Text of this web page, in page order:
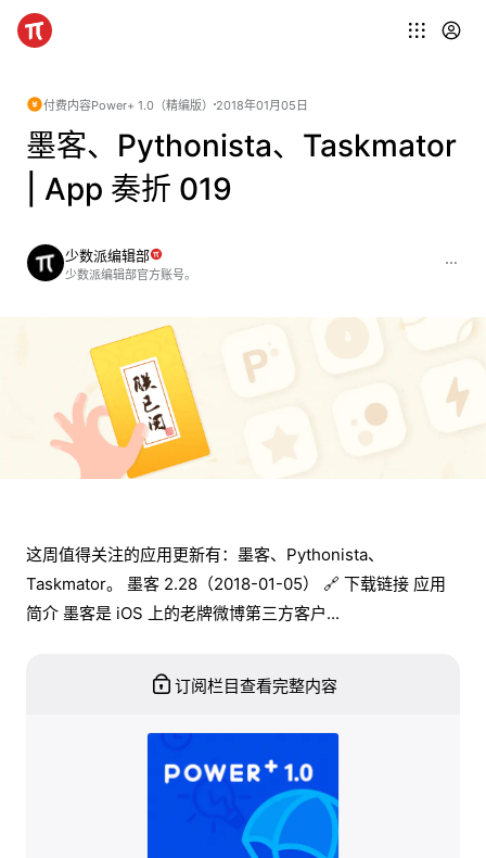
付费内容Power+ 1.0（精编版） 2018年01月05日
墨客、Pythonista、Taskmator
| App 奏折 019
少数派编辑部
少数派编辑部官方账号。
这周值得关注的应用更新有：墨客、Pythonista、
Taskmator。 墨客 2.28（2018-01-05） 🔗 下载链接 应用
简介 墨客是 iOS 上的老牌微博第三方客户...
订阅栏目查看完整内容